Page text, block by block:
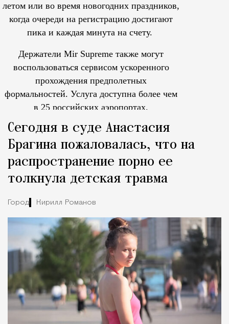
летом или во время новогодних праздников,
когда очереди на регистрацию достигают
пика и каждая минута на счету.
Держатели Mir Supreme также могут
воспользоваться сервисом ускоренного
прохождения предполетных
формальностей. Услуга доступна более чем
в 25 российских аэропортах.
Сегодня в суде Анастасия
Брагина пожаловалась, что на
распространение порно ее
толкнула детская травма
Город Кирилл Романов